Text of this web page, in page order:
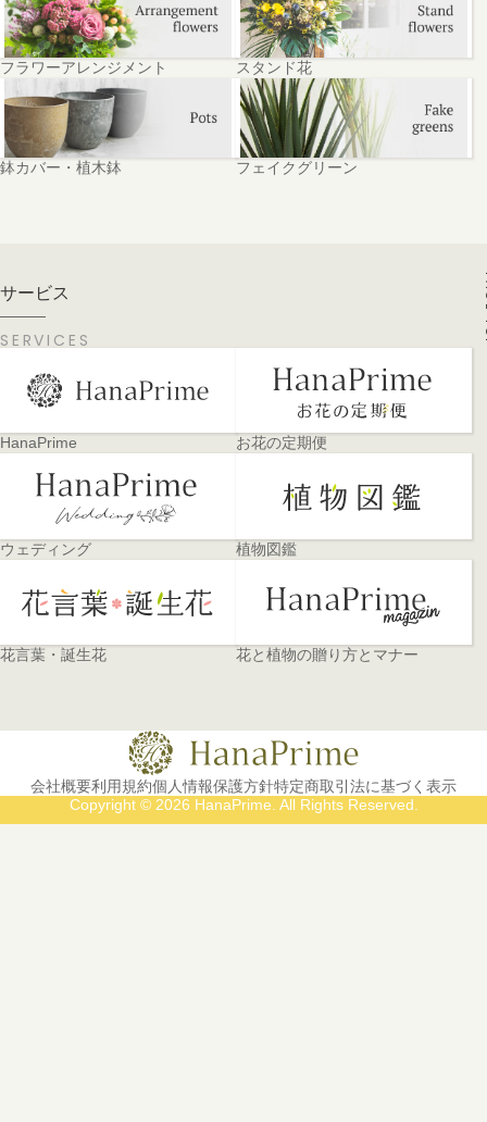
フラワーアレンジメント スタンド花
鉢カバー・植木鉢 フェイクグリーン
サービス
SERVICES
HanaPrime お花の定期便
ウェディング 植物図鑑
花言葉・誕生花 花と植物の贈り方とマナー
会社概要利用規約個人情報保護方針特定商取引法に基づく表示
Copyright © 2026 HanaPrime. All Rights Reserved.